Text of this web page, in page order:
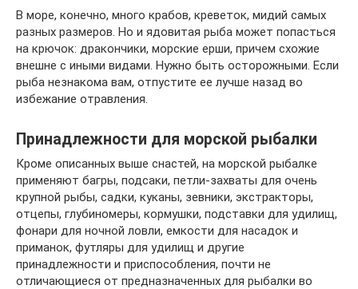
В море, конечно, много крабов, креветок, мидий самых
разных размеров. Но и ядовитая рыба может попасться
на крючок: дракончики, морские ерши, причем схожие
внешне с иными видами. Нужно быть осторожными. Если
рыба незнакома вам, отпустите ее лучше назад во
избежание отравления.
Принадлежности для морской рыбалки
Кроме описанных выше снастей, на морской рыбалке
применяют багры, подсаки, петли-захваты для очень
крупной рыбы, садки, куканы, зевники, экстракторы,
отцепы, глубиномеры, кормушки, подставки для удилищ,
фонари для ночной ловли, емкости для насадок и
приманок, футляры для удилищ и другие
принадлежности и приспособления, почти не
отличающиеся от предназначенных для рыбалки во